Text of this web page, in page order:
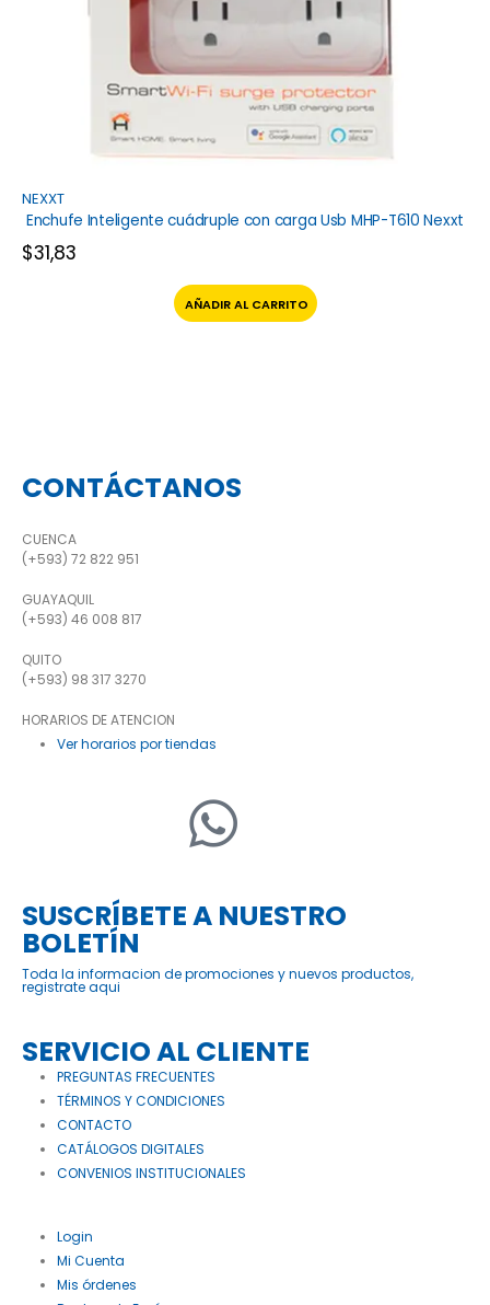
NEXXT
Enchufe Inteligente cuádruple con carga Usb MHP-T610 Nexxt
$31,83
AÑADIR AL CARRITO
CONTÁCTANOS
CUENCA
(+593) 72 822 951
GUAYAQUIL
(+593) 46 008 817
QUITO
(+593) 98 317 3270
HORARIOS DE ATENCION
Ver horarios por tiendas
SUSCRÍBETE A NUESTRO
BOLETÍN
Toda la informacion de promociones y nuevos productos,
registrate aqui
SERVICIO AL CLIENTE
PREGUNTAS FRECUENTES
TÉRMINOS Y CONDICIONES
CONTACTO
CATÁLOGOS DIGITALES
CONVENIOS INSTITUCIONALES
Login
Mi Cuenta
Mis órdenes